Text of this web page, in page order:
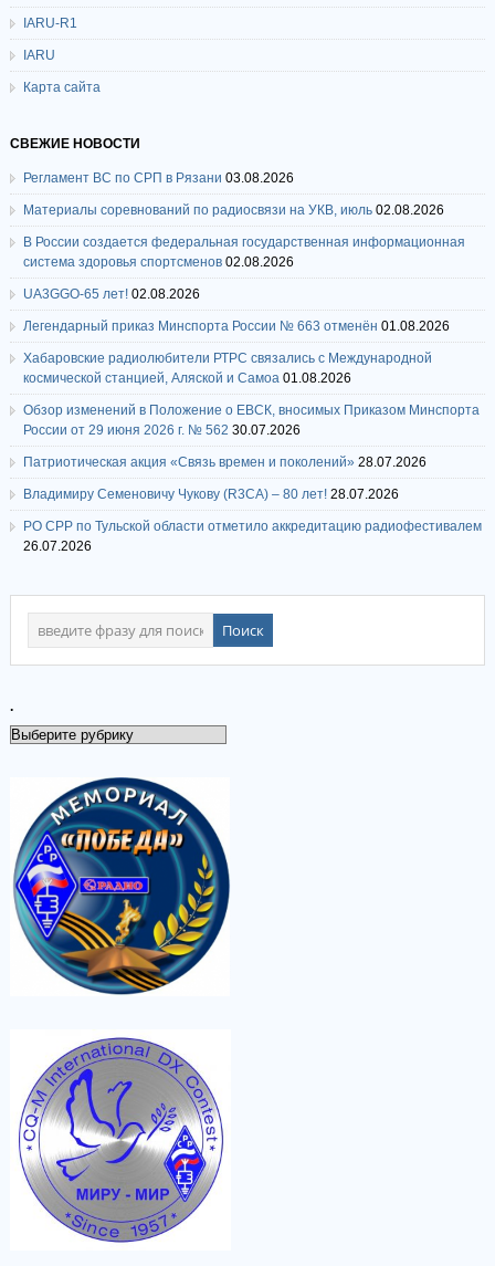
IARU-R1
IARU
Карта сайта
СВЕЖИЕ НОВОСТИ
Регламент ВС по СРП в Рязани 03.08.2026
Материалы соревнований по радиосвязи на УКВ, июль 02.08.2026
В России создается федеральная государственная информационная
система здоровья спортсменов 02.08.2026
UA3GGO-65 лет! 02.08.2026
Легендарный приказ Минспорта России № 663 отменён 01.08.2026
Хабаровские радиолюбители РТРС связались с Международной
космической станцией, Аляской и Самоа 01.08.2026
Обзор изменений в Положение о ЕВСК, вносимых Приказом Минспорта
России от 29 июня 2026 г. № 562 30.07.2026
Патриотическая акция «Связь времен и поколений» 28.07.2026
Владимиру Семеновичу Чукову (R3CA) – 80 лет! 28.07.2026
РО СРР по Тульской области отметило аккредитацию радиофестивалем
26.07.2026
.